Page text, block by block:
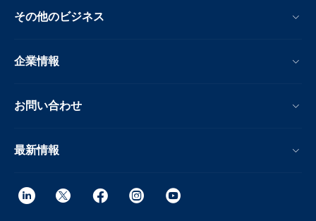
その他のビジネス
企業情報
お問い合わせ
最新情報